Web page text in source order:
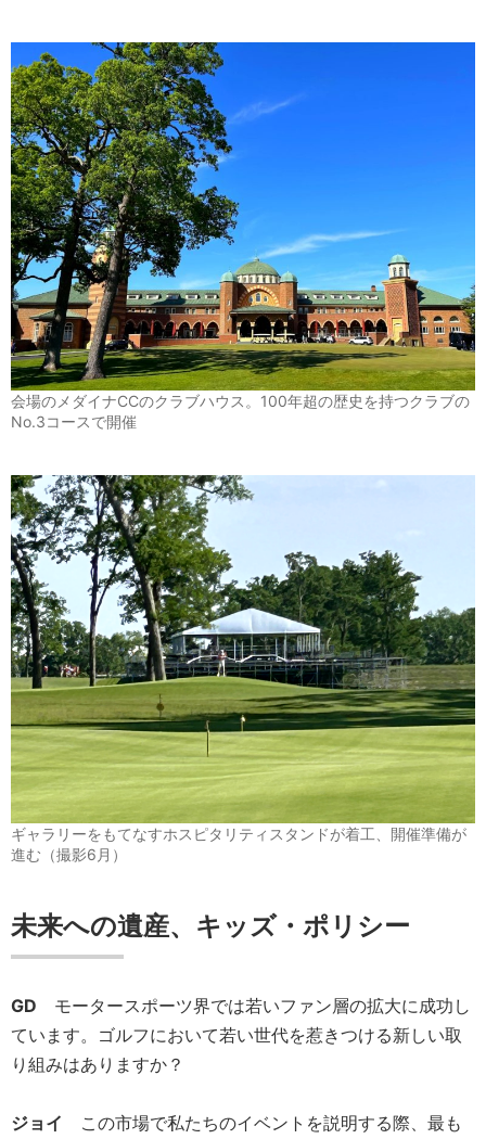
会場のメダイナCCのクラブハウス。100年超の歴史を持つクラブの
No.3コースで開催
ギャラリーをもてなすホスピタリティスタンドが着工、開催準備が
進む（撮影6月）
未来への遺産、キッズ・ポリシー
GD モータースポーツ界では若いファン層の拡大に成功し
ています。ゴルフにおいて若い世代を惹きつける新しい取
り組みはありますか？
ジョイ この市場で私たちのイベントを説明する際、最も